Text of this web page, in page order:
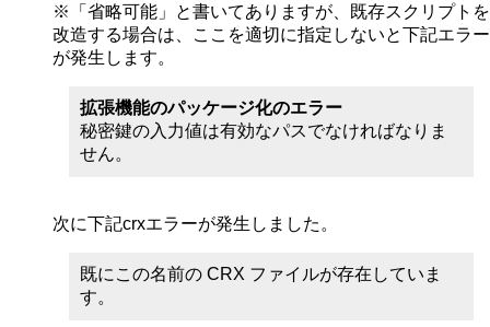
※「省略可能」と書いてありますが、既存スクリプトを
改造する場合は、ここを適切に指定しないと下記エラー
が発生します。
拡張機能のパッケージ化のエラー
秘密鍵の入力値は有効なパスでなければなりま
せん。
次に下記crxエラーが発生しました。
既にこの名前の CRX ファイルが存在していま
す。